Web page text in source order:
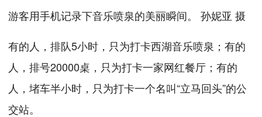
游客用手机记录下音乐喷泉的美丽瞬间。 孙妮亚 摄
有的人，排队5小时，只为打卡西湖音乐喷泉；有的
人，排号20000桌，只为打卡一家网红餐厅；有的
人，堵车半小时，只为打卡一个名叫“立马回头”的公
交站。